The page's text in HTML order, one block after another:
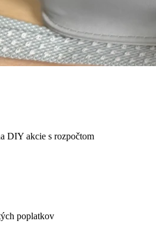
DIY akcie s rozpočtom
poplatkov